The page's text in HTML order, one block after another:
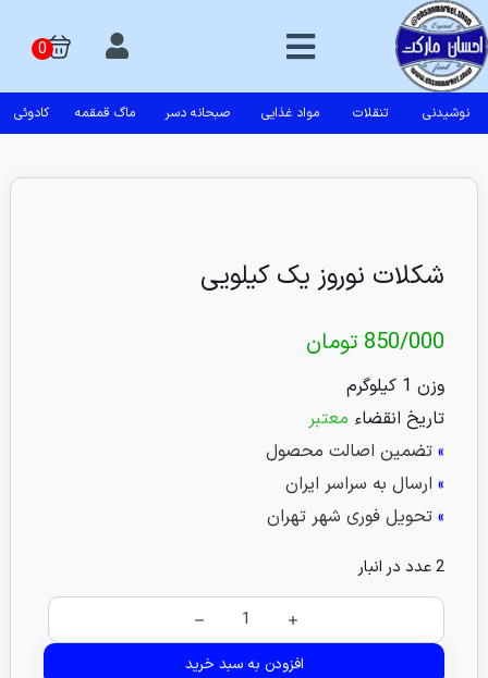
نوشیدنی تنقلات مواد غذایی صبحانه دسر ماگ قمقمه کادوئی
شکلات نوروز یک کیلویی
850/000 تومان
وزن 1 کیلوگرم
تاریخ انقضاء معتبر
» تضمین اصالت محصول
» ارسال به سراسر ایران
» تحویل فوری شهر تهران
2 عدد در انبار
افزودن به سبد خرید